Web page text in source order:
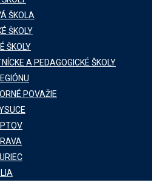
ŠKOLA
ŠKOLY
ŠKOLY
A PEDAGOGICKÉ ŠKOLY
POVAŽIE